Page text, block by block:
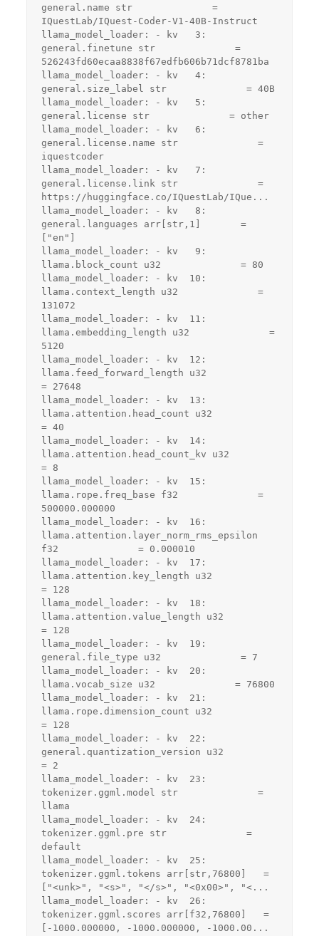
general.name str              =
IQuestLab/IQuest-Coder-V1-40B-Instruct
llama_model_loader: - kv   3:
general.finetune str              =
526243fd60ecaa8838f67edfb606b71dcf8781ba
llama_model_loader: - kv   4:
general.size_label str              = 40B
llama_model_loader: - kv   5:
general.license str              = other
llama_model_loader: - kv   6:
general.license.name str              =
iquestcoder
llama_model_loader: - kv   7:
general.license.link str              =
https://huggingface.co/IQuestLab/IQue...
llama_model_loader: - kv   8:
general.languages arr[str,1]       =
["en"]
llama_model_loader: - kv   9:
llama.block_count u32              = 80
llama_model_loader: - kv  10:
llama.context_length u32              =
131072
llama_model_loader: - kv  11:
llama.embedding_length u32              =
5120
llama_model_loader: - kv  12:
llama.feed_forward_length u32
= 27648
llama_model_loader: - kv  13:
llama.attention.head_count u32
= 40
llama_model_loader: - kv  14:
llama.attention.head_count_kv u32
= 8
llama_model_loader: - kv  15:
llama.rope.freq_base f32              =
500000.000000
llama_model_loader: - kv  16:
llama.attention.layer_norm_rms_epsilon
f32              = 0.000010
llama_model_loader: - kv  17:
llama.attention.key_length u32
= 128
llama_model_loader: - kv  18:
llama.attention.value_length u32
= 128
llama_model_loader: - kv  19:
general.file_type u32              = 7
llama_model_loader: - kv  20:
llama.vocab_size u32              = 76800
llama_model_loader: - kv  21:
llama.rope.dimension_count u32
= 128
llama_model_loader: - kv  22:
general.quantization_version u32
= 2
llama_model_loader: - kv  23:
tokenizer.ggml.model str              =
llama
llama_model_loader: - kv  24:
tokenizer.ggml.pre str              =
default
llama_model_loader: - kv  25:
tokenizer.ggml.tokens arr[str,76800]   =
["<unk>", "<s>", "</s>", "<0x00>", "<...
llama_model_loader: - kv  26:
tokenizer.ggml.scores arr[f32,76800]   =
[-1000.000000, -1000.000000, -1000.00...